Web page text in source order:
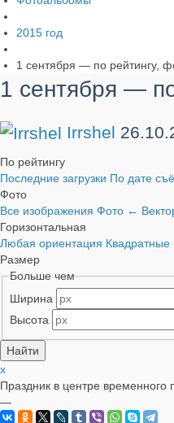
2015 год
1 сентября — по рейтингу,
1 сентября —
Irrshel
По рейтингу
Последние загрузки По дате
Фото
Все изображения Фото ←
Горизонтальная
Любая ориентация Квадратные
Размер
Больше чем
Ширина
Высота
x
Праздник в центре временного
—